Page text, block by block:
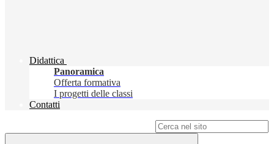
Didattica
Panoramica
Offerta formativa
I progetti delle classi
Contatti